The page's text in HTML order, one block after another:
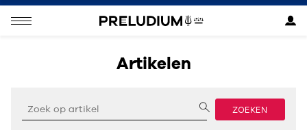
Artikelen
ZOEKEN